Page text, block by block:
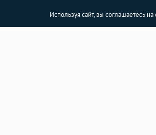
Используя сайт, вы соглашаетесь